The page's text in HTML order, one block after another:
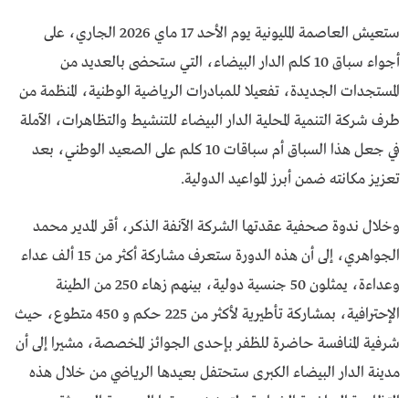
ستعيش العاصمة المليونية يوم الأحد 17 ماي 2026 الجاري، على
أجواء سباق 10 كلم الدار البيضاء، التي ستحضى بالعديد من
المستجدات الجديدة، تفعيلا للمبادرات الرياضية الوطنية، المنظمة من
طرف شركة التنمية المحلية الدار البيضاء للتنشيط والتظاهرات، الآملة
في جعل هذا السباق أم سباقات 10 كلم على الصعيد الوطني، بعد
تعزيز مكانته ضمن أبرز المواعيد الدولية.
وخلال ندوة صحفية عقدتها الشركة الآنفة الذكر، أقر المدير محمد
الجواهري، إلى أن هذه الدورة ستعرف مشاركة أكثر من 15 ألف عداء
وعداءة، يمثلون 50 جنسية دولية، بينهم زهاء 250 من الطينة
الإحترافية، بمشاركة تأطيرية لأكثر من 225 حكم و 450 متطوع، حيث
شرفية المنافسة حاضرة للظفر بإحدى الجوائز المخصصة، مشيرا إلى أن
مدينة الدار البيضاء الكبرى ستحتفل بعيدها الرياضي من خلال هذه